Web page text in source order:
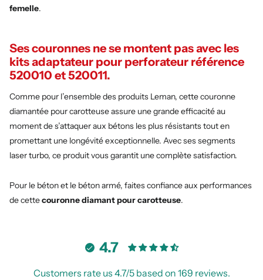
femelle.
Ses couronnes ne se montent pas avec les
kits adaptateur pour perforateur référence
520010 et 520011.
Comme pour l’ensemble des produits Leman, cette couronne
diamantée pour carotteuse assure une grande efficacité au
moment de s’attaquer aux bétons les plus résistants tout en
promettant une longévité exceptionnelle. Avec ses segments
laser turbo, ce produit vous garantit une complète satisfaction.
Pour le béton et le béton armé, faites confiance aux performances
de cettecouronne diamant pour carotteuse.
4.7
Customers rate us 4.7/5 based on 169 reviews.